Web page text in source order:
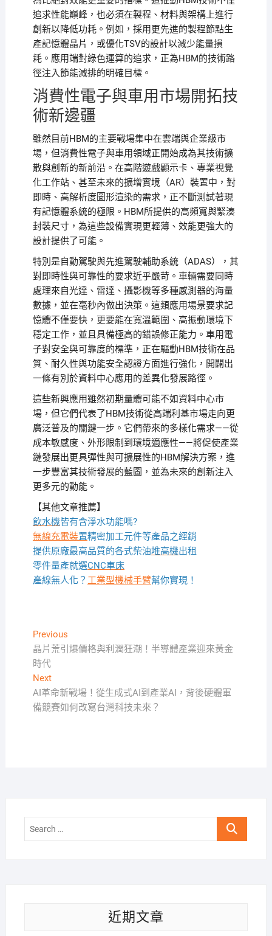
追求性能巔峰，也必須在製程、材料與架構上進行
創新以降低功耗。例如，採用更先進的製程節點生
產記憶體晶片，或優化TSV的設計以減少能量損
耗。應用端對綠色運算的追求，正為HBM的技術路
徑注入節能減排的明確目標。
消費性電子與車用市場開拓技
術新邊疆
雖然目前HBM的主要戰場集中在雲端與企業級市
場，但消費性電子與車用領域正開始成為其技術擴
散與創新的新前沿。在高階遊戲顯示卡、專業視覺
化工作站、甚至未來的擴增實境（AR）裝置中，對
即時、高解析度圖形渲染的需求，正不斷測試著現
有記憶體系統的極限。HBM所提供的高頻寬與緊湊
封裝尺寸，為這些設備實現更輕薄、效能更強大的
設計提供了可能。
特別是自動駕駛與先進駕駛輔助系統（ADAS），其
對即時性與可靠性的要求近乎嚴苛。車輛需要同時
處理來自光達、雷達、攝影機等多種感測器的海量
數據，並在毫秒內做出決策。這類應用場景要求記
憶體不僅要快，更要能在寬溫範圍、高振動環境下
穩定工作，並且具備極高的錯誤修正能力。車用電
子對安全與可靠度的標準，正在驅動HBM技術在品
質、耐久性與功能安全認證方面進行強化，開闢出
一條有別於資料中心應用的差異化發展路徑。
這些新興應用雖然初期量體可能不如資料中心市
場，但它們代表了HBM技術從高端利基市場走向更
廣泛普及的關鍵一步。它們帶來的多樣化需求——從
成本敏感度、外形限制到環境適應性——將促使產業
鏈發展出更具彈性與可擴展性的HBM解決方案，進
一步豐富其技術發展的藍圖，並為未來的創新注入
更多元的動能。
【其他文章推薦】
飲水機皆有含淨水功能嗎?
無線充電裝置精密加工元件等產品之經銷
提供原廠最高品質的各式柴油堆高機出租
零件量產就選CNC車床
產線無人化？ 工業型機械手臂幫你實現！
文
章
導
覽
PreviousPrevious
post:
晶片荒引爆價格與利潤狂潮！半導體產業迎來黃金
時代
NextNext
post:
AI革命新戰場！從生成式AI到產業AI，背後硬體軍
備競賽如何改寫台灣科技未來？
Search
近期文章